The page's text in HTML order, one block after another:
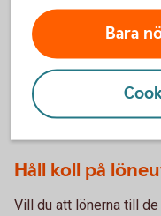
internationell ekonomi.
hållbarhet, valutor och
Varsågod att ta för dig.
Analyser och
Håll koll på
Vill du att lönerna till
Bara